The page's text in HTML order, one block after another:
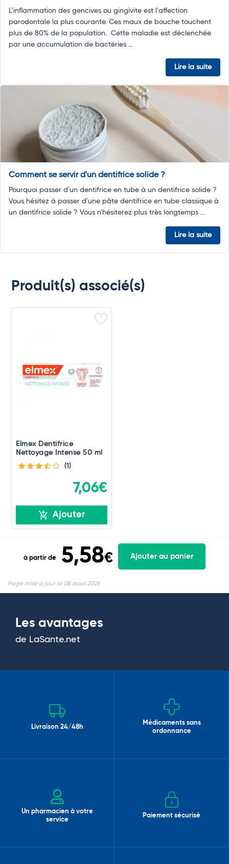
L'inflammation des gencives ou gingivite est l'affection
parodontale la plus courante. Ces maux de bouche touchent
plus de 80% de la population. Cette maladie est déclenchée
par une accumulation de bactéries ...
Lire la suite
Comment se servir d'un dentifrice solide ?
Pourquoi passer d'un dentifrice en tube à un dentifrice solide ?
Vous hésitez à passer d'une pâte dentifrice en tube classique à
un dentifrice solide ? Vous n'hésiterez plus très longtemps ...
Lire la suite
Produit(s) associé(s)
Elmex Dentifrice
Nettoyage Intense 50 ml
(1)
7,06€
Ajouter
à partir de 5,58€ Ajouter au panier
Page mise à jour le 08 aout 2026
Les avantages
de LaSante.net
Livraison 24/48h
Médicaments sans
ordonnance
Un pharmacien à votre
service
Paiement sécurisé